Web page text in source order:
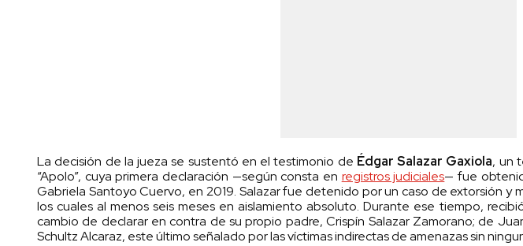
La decisión de la jueza se sustentó en el testimonio de Édgar Salazar Gaxiola, un
“Apolo”, cuya primera declaración —según consta en registros judiciales— fue
Gabriela Santoyo Cuervo, en 2019. Salazar fue detenido por un caso de extorsión y
los cuales al menos seis meses en aislamiento absoluto. Durante ese tiempo,
cambio de declarar en contra de su propio padre, Crispín Salazar Zamorano; de
Schultz Alcaraz, este último señalado por las víctimas indirectas de amenazas sin